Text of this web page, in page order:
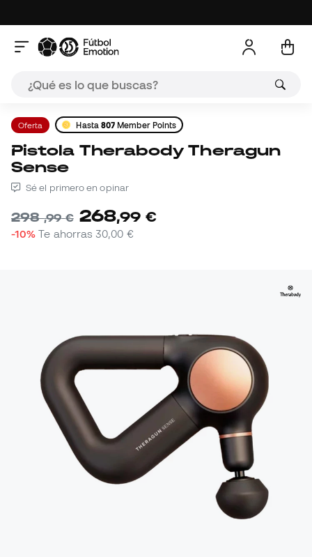
Oferta Hasta 807 Member Points
Pistola Therabody Theragun
Sense
Sé el primero en opinar
298,99 € 268,99 €
-10% Te ahorras30,00 €